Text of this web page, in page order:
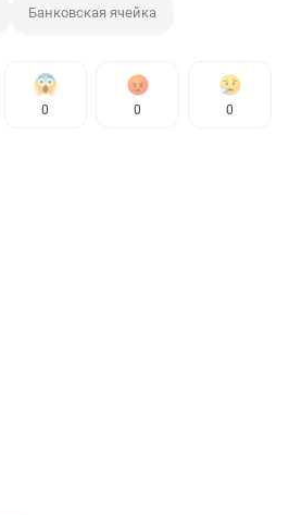
Банковская ячейка
0 0 0